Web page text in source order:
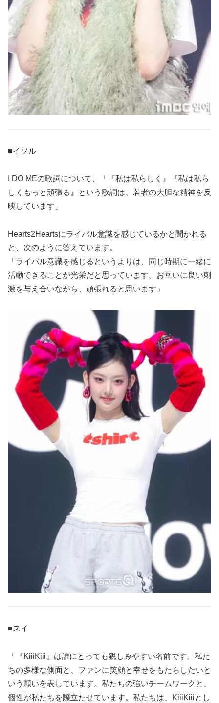
■イソル
I DO MEの歌詞について、「『私は私らしく』『私は私ら
しくもっと頑張る』という歌詞は、若者の大胆な精神を反
映しています」
Hearts2Heartsにライバル意識を感じているかと聞かれる
と、次のように答えています。
「ライバル意識を感じるというよりは、同じ時期に一緒に
活動できることが光栄だと思っています。お互いに良い刺
激を与え合いながら、頑張れると思います」
■スイ
「『KiiiKiii』は誰にとっても親しみやすい名前です。私た
ちの多様な側面と、ファンに笑顔と幸せをもたらしたいと
いう願いを表しています。私たちの強いチームワークと、
個性が私たちを際立たせています。私たちは、KiiiKiiiとし